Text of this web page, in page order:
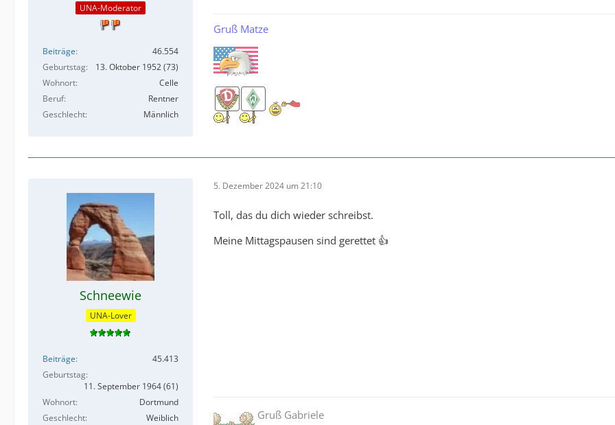
UNA-Moderator
Beiträge
46.554
Geburtstag
13. Oktober 1952 (73)
Wohnort
Celle
Beruf
Rentner
Geschlecht
Männlich
Gruß Matze
Schneewie
UNA-Lover
Beiträge
45.413
Geburtstag
11. September 1964 (61)
Wohnort
Dortmund
Geschlecht
Weiblich
5. Dezember 2024 um 21:10
Toll, das du dich wieder schreibst.
Meine Mittagspausen sind gerettet 👍
Gruß Gabriele